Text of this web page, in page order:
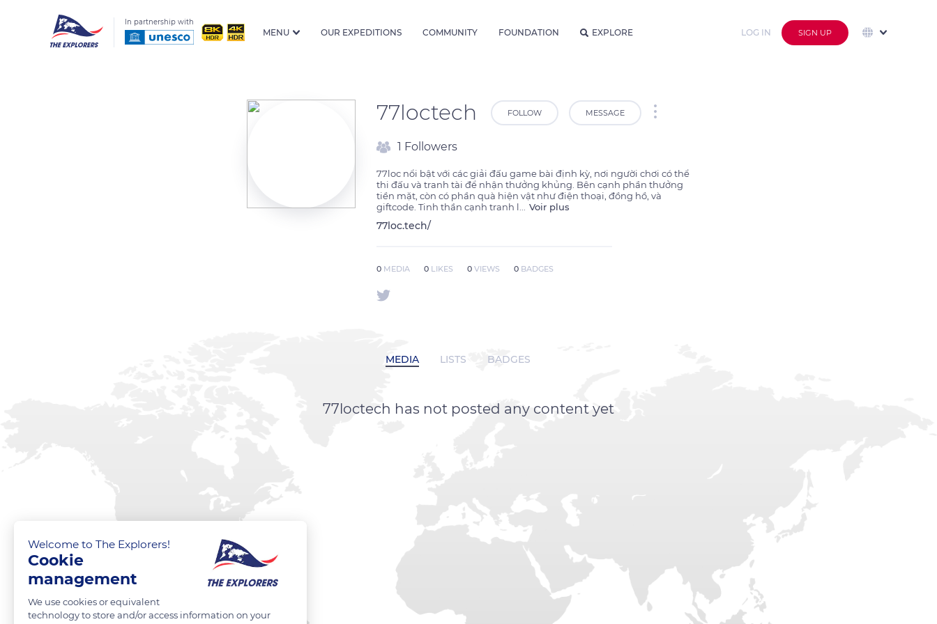
In partnership with
MENU OUR EXPEDITIONS COMMUNITY FOUNDATION EXPLORE LOG IN SIGN UP
77loctech FOLLOW MESSAGE
1 Followers
77loc nổi bật với các giải đấu game bài định kỳ, nơi người chơi có thể
thi đấu và tranh tài để nhận thưởng khủng. Bên cạnh phần thưởng
tiền mặt, còn có phần quà hiện vật như điện thoại, đồng hồ, và
giftcode. Tinh thần cạnh tranh l
Voir plus
77loc.tech/
0 MEDIA 0 LIKES 0 VIEWS 0 BADGES
MEDIA LISTS BADGES
77loctech has not posted any content yet
Welcome to The Explorers!
Cookie
management
We use cookies or equivalent
technology to store and/or access information on your